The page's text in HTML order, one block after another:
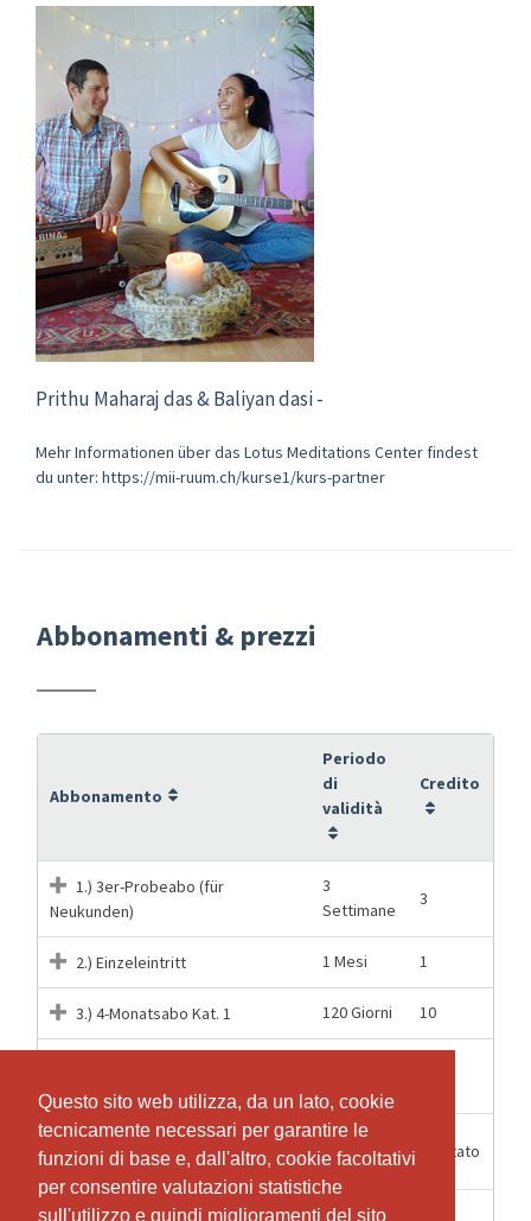
Questo sito web utilizza, da un lato, cookie
tecnicamente necessari per garantire le
funzioni di base e, dall'altro, cookie facoltativi
per consentire valutazioni statistiche
sull'utilizzo e quindi miglioramenti del sito
Questo sito web utilizza, da un lato, cookie
tecnicamente necessari per garantire le
funzioni di base e, dall'altro, cookie facoltativi
per consentire valutazioni statistiche
sull'utilizzo e quindi miglioramenti del sito
Prithu Maharaj das & Baliyan dasi -
Mehr Informationen über das Lotus Meditations Center findest
du unter: https://mii-ruum.ch/kurse1/kurs-partner
Abbonamenti & prezzi
Abbonamento
Periodo
di
validità
Credito
1.) 3er-Probeabo (für
Neukunden)
3
Settimane
3
2.) Einzeleintritt 1 Mesi 1
3.) 4-Monatsabo Kat. 1 120 Giorni 10
5.) Juni Special Monats-Abo
unbeschränkt
30 Giorni Illimitato
JAHRESABO 60-90 Min. 12 Mesi